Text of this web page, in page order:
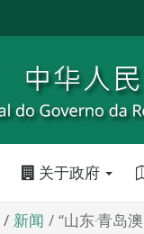
关于政府
新闻 “山东‧青岛